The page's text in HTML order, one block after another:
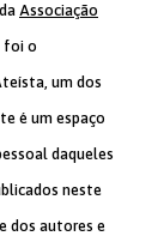
Associação
foi o
um dos
é um espaço
daqueles
neste
dos autores e